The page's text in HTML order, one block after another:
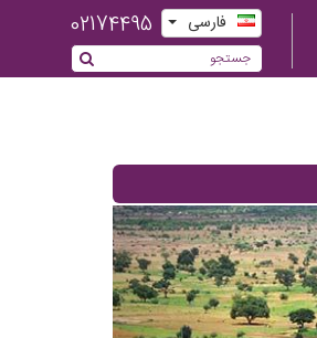
فارسی 02174495
Previous